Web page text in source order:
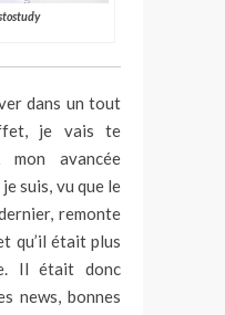
dans un tout
je vais te
avancée
suis, vu que le
remonte
qu’il était plus
Il était donc
news, bonnes